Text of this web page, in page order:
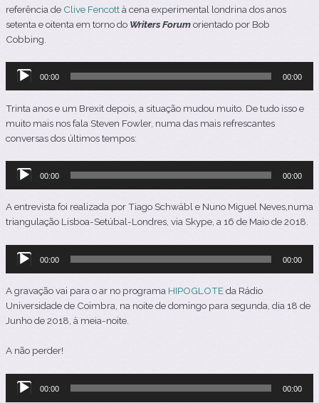
referência de Clive Fencottà cena experimental londrina dos anos
setenta e oitenta em torno do Writers Forumorientado por Bob
Cobbing.
Reprodutor
00:00 00:00
Trinta anos e um Brexit depois, a situação mudou muito. De tudo isso e
muito mais nos fala Steven Fowler, numa das mais refrescantes
conversas dos últimos tempos:
Reprodutor
00:00 00:00
A entrevista foi realizada por Tiago Schwäbl e Nuno Miguel Neves,numa
triangulação Lisboa-Setúbal-Londres, via Skype, a 16 de Maio de 2018.
Reprodutor
00:00 00:00
A gravação vai para o ar no programa HIPOGLOTEda Rádio
Universidade de Coimbra, na noite de domingo para segunda, dia 18 de
Junho de 2018, à meia-noite.
A não perder!
Reprodutor
00:00 00:00